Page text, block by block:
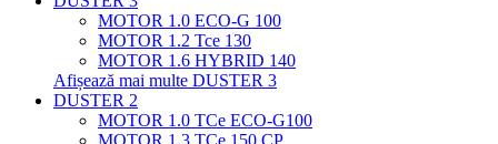
MOTOR 1.0 ECO-G 100
MOTOR 1.2 Tce 130
MOTOR 1.6 HYBRID 140
Afișează mai multe DUSTER 3
DUSTER 2
MOTOR 1.0 TCe ECO-G100
MOTOR 1.3 TCe 150 CP